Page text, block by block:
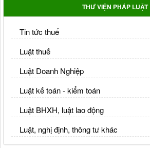
THƯ VIỆN PHÁP LUẬT
Tin tức thuế
Luật thuế
Luật Doanh Nghiệp
Luật kế toán - kiểm toán
Luật BHXH, luật lao động
Luật, nghị định, thông tư khác